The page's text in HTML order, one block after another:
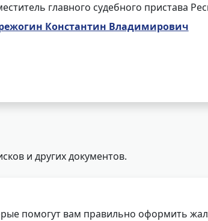
главного судебного пристава
Константин Владимирович
и других документов.
помогут вам правильно оформить